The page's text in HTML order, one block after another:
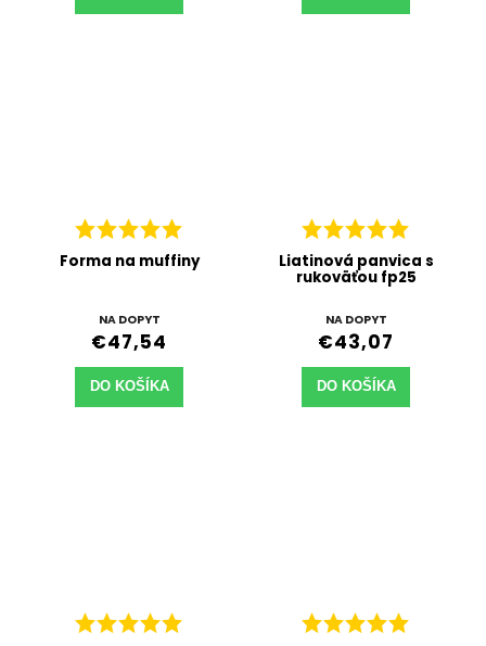
Forma na muffiny
NA DOPYT
€47,54
DO KOŠÍKA
Liatinová panvica s
rukoväťou fp25
NA DOPYT
€43,07
DO KOŠÍKA